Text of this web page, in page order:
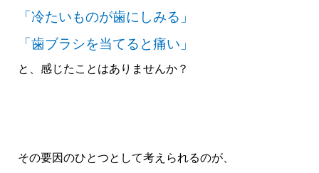
「冷たいものが歯にしみる」
「歯ブラシを当てると痛い」
と、感じたことはありませんか？
その要因のひとつとして考えられるのが、